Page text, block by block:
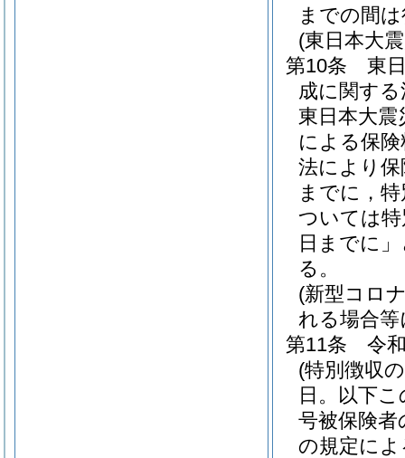
までの間
(東日本大
第10条
東
成に関する
東日本大
による保
法により
までに，
ついては
日までに
る。
(新型コロ
れる場合
第11条
令
(特別徴収
日。以下
号被保険者
の規定に